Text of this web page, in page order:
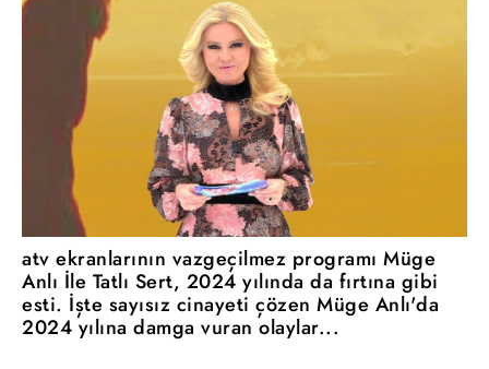
atv ekranlarının vazgeçilmez programı Müge
Anlı İle Tatlı Sert, 2024 yılında da fırtına gibi
esti. İşte sayısız cinayeti çözen Müge Anlı'da
2024 yılına damga vuran olaylar...